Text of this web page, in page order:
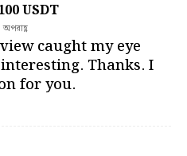
USDT
caught my eye
Thanks. I
for you.